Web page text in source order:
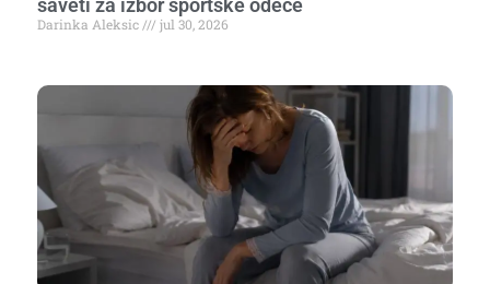
saveti za izbor sportske odeće
Darinka Aleksic jul 30, 2026